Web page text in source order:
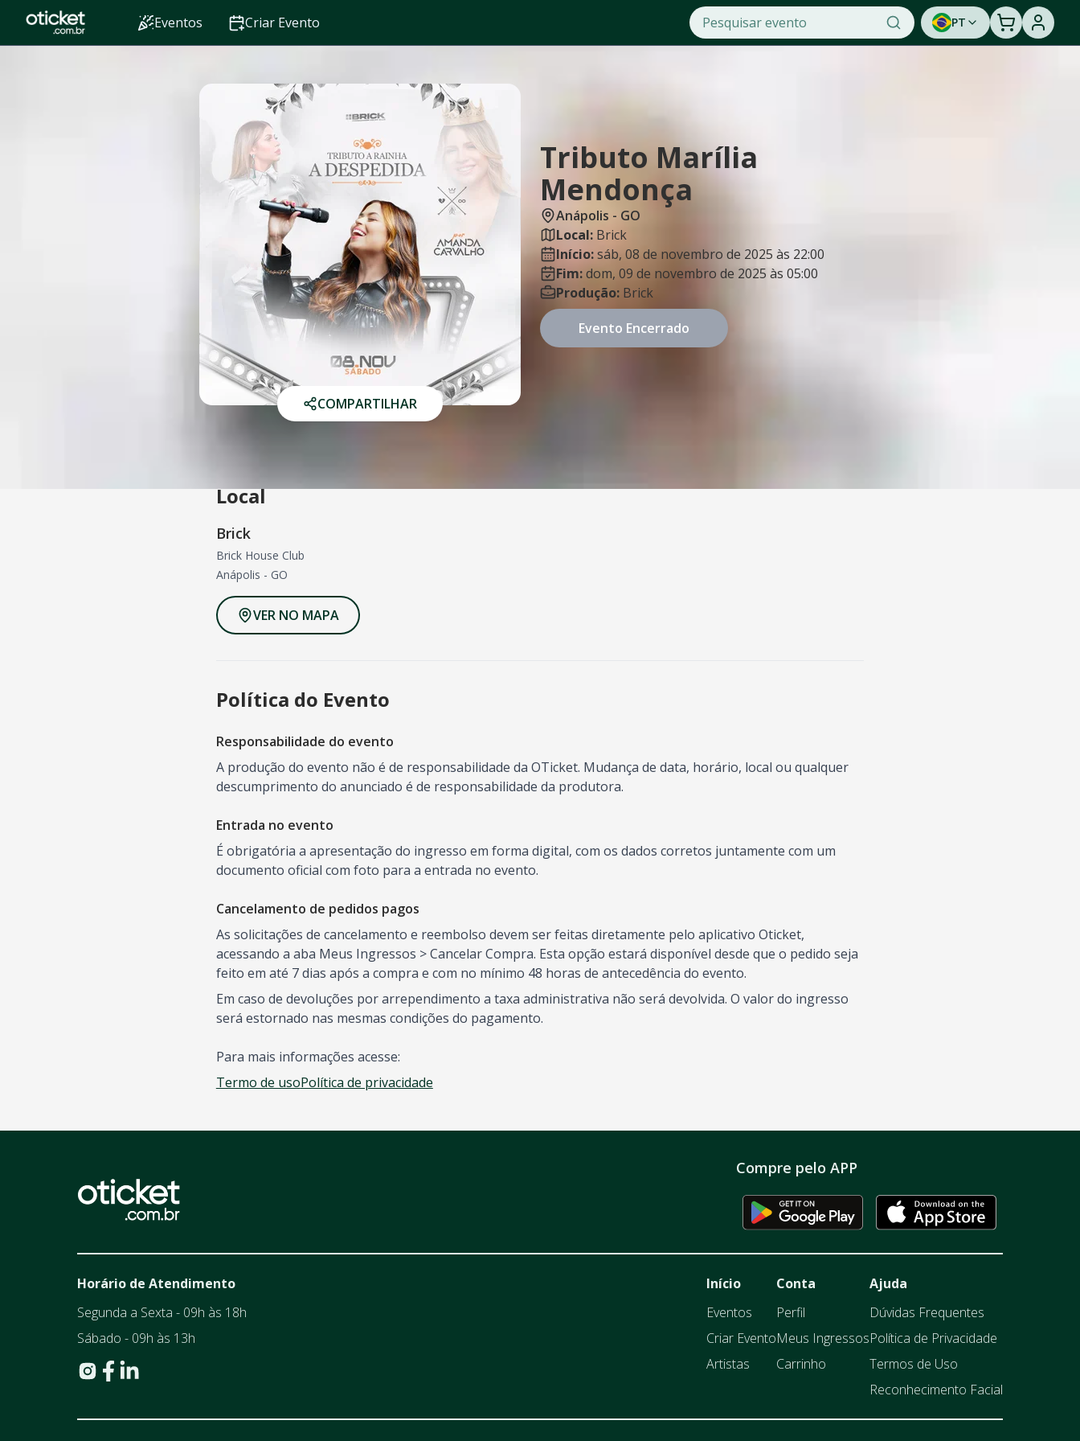
Eventos Criar Evento PT
COMPARTILHAR
Tributo Marília
Mendonça
Anápolis - GO
Local: Brick
Início:sáb, 08 de novembro de 2025 às 22:00
Fim:dom, 09 de novembro de 2025 às 05:00
Produção: Brick
Evento Encerrado
Local
Brick
Brick House Club
Anápolis - GO
VER NO MAPA
Política do Evento
Responsabilidade do evento
A produção do evento não é de responsabilidade da OTicket. Mudança de data, horário, local ou qualquer
descumprimento do anunciado é de responsabilidade da produtora.
Entrada no evento
É obrigatória a apresentação do ingresso em forma digital, com os dados corretos juntamente com um
documento oficial com foto para a entrada no evento.
Cancelamento de pedidos pagos
As solicitações de cancelamento e reembolso devem ser feitas diretamente pelo aplicativo Oticket,
acessando a aba Meus Ingressos > Cancelar Compra. Esta opção estará disponível desde que o pedido seja
feito em até 7 dias após a compra e com no mínimo 48 horas de antecedência do evento.
Em caso de devoluções por arrependimento a taxa administrativa não será devolvida. O valor do ingresso
será estornado nas mesmas condições do pagamento.
Para mais informações acesse:
Termo de usoPolítica de privacidade
Compre pelo APP
Horário de Atendimento
Segunda a Sexta - 09h às 18h
Sábado - 09h às 13h
Início
Eventos
Criar Evento
Artistas
Conta
Perfil
Meus Ingressos
Carrinho
Ajuda
Dúvidas Frequentes
Política de Privacidade
Termos de Uso
Reconhecimento Facial